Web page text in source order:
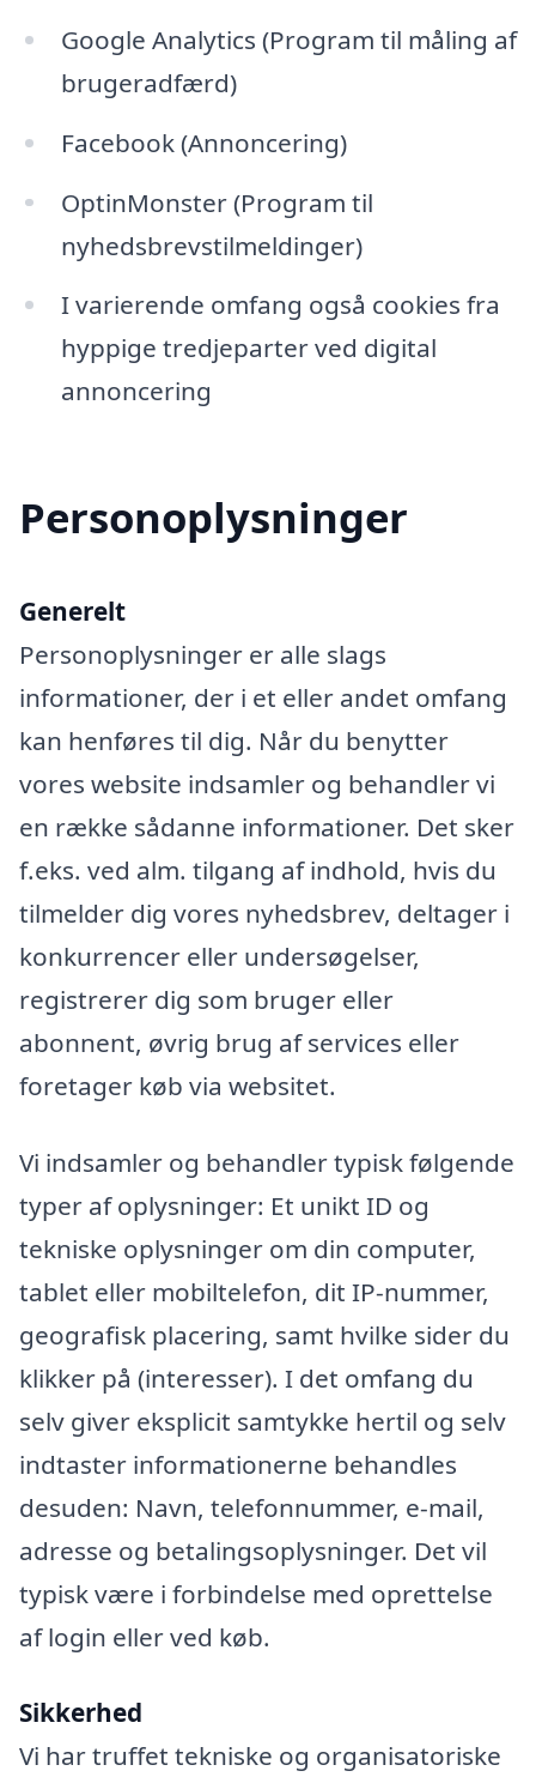
Google Analytics (Program til måling af
brugeradfærd)
Facebook (Annoncering)
OptinMonster (Program til
nyhedsbrevstilmeldinger)
I varierende omfang også cookies fra
hyppige tredjeparter ved digital
annoncering
Personoplysninger
Generelt
Personoplysninger er alle slags
informationer, der i et eller andet omfang
kan henføres til dig. Når du benytter
vores website indsamler og behandler vi
en række sådanne informationer. Det sker
f.eks. ved alm. tilgang af indhold, hvis du
tilmelder dig vores nyhedsbrev, deltager i
konkurrencer eller undersøgelser,
registrerer dig som bruger eller
abonnent, øvrig brug af services eller
foretager køb via websitet.
Vi indsamler og behandler typisk følgende
typer af oplysninger: Et unikt ID og
tekniske oplysninger om din computer,
tablet eller mobiltelefon, dit IP-nummer,
geografisk placering, samt hvilke sider du
klikker på (interesser). I det omfang du
selv giver eksplicit samtykke hertil og selv
indtaster informationerne behandles
desuden: Navn, telefonnummer, e-mail,
adresse og betalingsoplysninger. Det vil
typisk være i forbindelse med oprettelse
af login eller ved køb.
Sikkerhed
Vi har truffet tekniske og organisatoriske